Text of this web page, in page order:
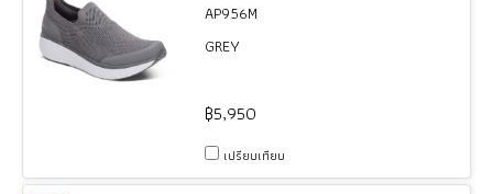
AP956M
GREY
฿5,950
เปรียบเทียบ